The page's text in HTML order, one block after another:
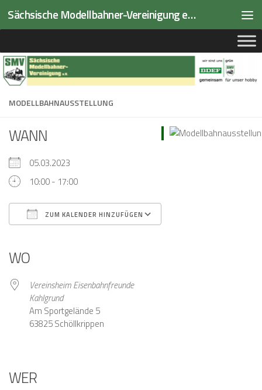
Zum Inhalt springen Sächsische Modellbahner-Vereinigung e.V.
MODELLBAHNAUSSTELLUNG
WANN
05.03.2023
10:00 - 17:00
ZUM KALENDER HINZUFÜGEN
WO
Vereinsheim Eisenbahnfreunde
Kahlgrund
Am Sportgelände 5
63825 Schöllkrippen
WER